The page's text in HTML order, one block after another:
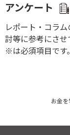
アンケート
レポート・コラ
討等に参考にさせ
※は必須項目です。
お金